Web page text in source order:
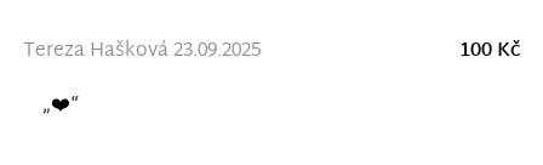
Tereza Hašková 23.09.2025
100 Kč
„❤️“